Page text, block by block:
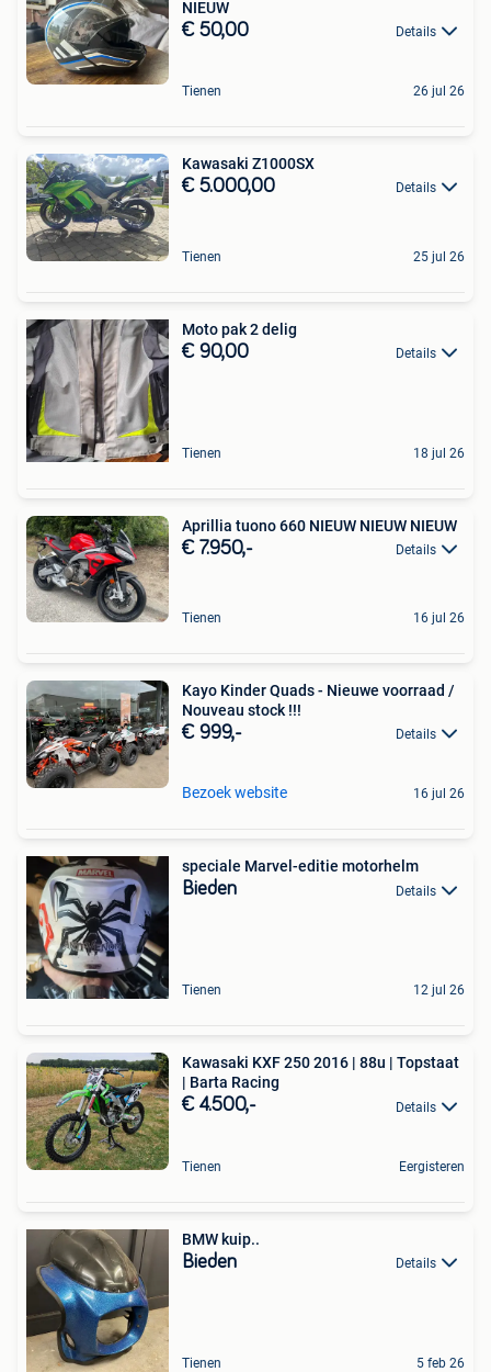
NIEUW
€ 50,00 Details
Tienen 26 jul 26
Kawasaki Z1000SX
€ 5.000,00 Details
Tienen 25 jul 26
Moto pak 2 delig
€ 90,00 Details
Tienen 18 jul 26
Aprillia tuono 660 NIEUW NIEUW NIEUW
€ 7.950,- Details
Tienen 16 jul 26
Kayo Kinder Quads - Nieuwe voorraad /
Nouveau stock !!!
€ 999,- Details
Bezoek website 16 jul 26
speciale Marvel-editie motorhelm
Bieden Details
Tienen 12 jul 26
Kawasaki KXF 250 2016 | 88u | Topstaat
| Barta Racing
€ 4.500,- Details
Tienen Eergisteren
BMW kuip..
Bieden Details
Tienen 5 feb 26